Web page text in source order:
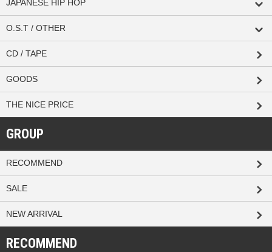
JAPANESE HIP HOP
O.S.T / OTHER
CD / TAPE
GOODS
THE NICE PRICE
GROUP
RECOMMEND
SALE
NEW ARRIVAL
RECOMMEND